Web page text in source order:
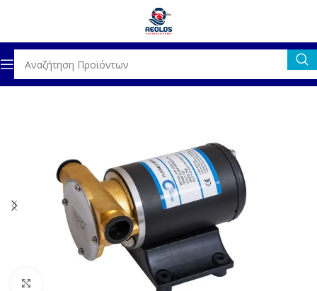
ΕΞΟΠΛΙΣΜΟΣ ΑΝΤΛΙΕΣ ΑΝΤΛΙΕΣ ΣΕΝΤΙΝΑΣ ΑΠΛΕΣ